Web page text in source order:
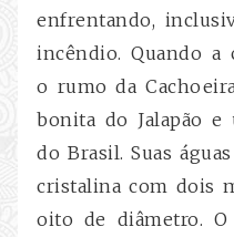
enfrentando,
incêndio. Quando a
o rumo da
bonita do Jalapão e
do Brasil. Suas
cristalina com dois
oito de diâmetro.